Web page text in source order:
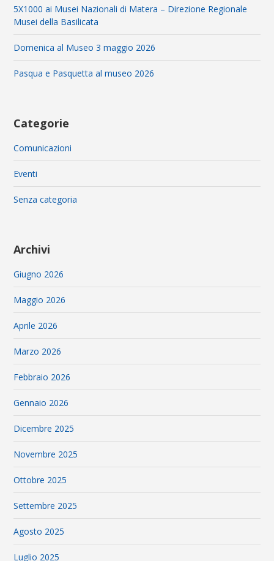
5X1000 ai Musei Nazionali di Matera – Direzione Regionale
Musei della Basilicata
Domenica al Museo 3 maggio 2026
Pasqua e Pasquetta al museo 2026
Categorie
Comunicazioni
Eventi
Senza categoria
Archivi
Giugno 2026
Maggio 2026
Aprile 2026
Marzo 2026
Febbraio 2026
Gennaio 2026
Dicembre 2025
Novembre 2025
Ottobre 2025
Settembre 2025
Agosto 2025
Luglio 2025